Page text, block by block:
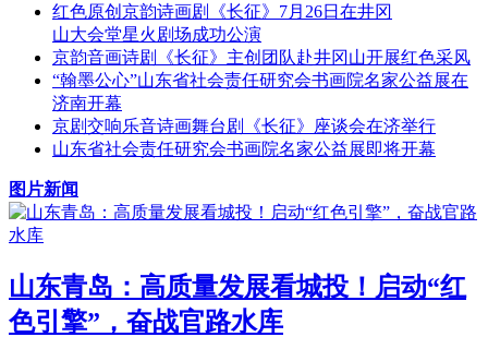
红色原创京韵诗画剧《长征》7月26日在井冈
山大会堂星火剧场成功公演
京韵音画诗剧《长征》主创团队赴井冈山开展红色采风
“翰墨公心”山东省社会责任研究会书画院名家公益展在
济南开幕
京剧交响乐音诗画舞台剧《长征》座谈会在济举行
山东省社会责任研究会书画院名家公益展即将开幕
图片新闻
山东青岛：高质量发展看城投！启动“红
色引擎”，奋战官路水库